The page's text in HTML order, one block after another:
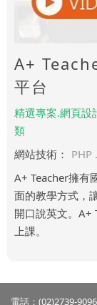
A+
平台
精選專案.網頁設
類
網站技術： PHP
A+ Teacher擁有
面的教學方式，
開口說英文。A+
上課。
電話：(02)2739-9096